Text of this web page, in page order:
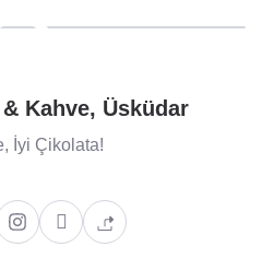
Kahve, Üsküdar
İyi Çikolata!